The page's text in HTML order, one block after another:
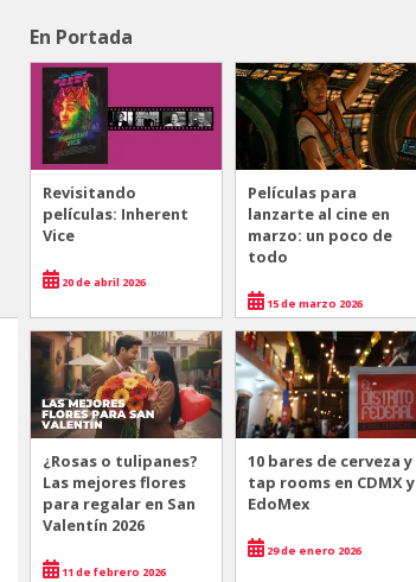
En Portada
Revisitando
películas: Inherent
Vice
20 de abril 2026
Películas para
lanzarte al cine en
marzo: un poco de
todo
15 de marzo 2026
¿Rosas o tulipanes?
Las mejores flores
para regalar en San
Valentín 2026
11 de febrero 2026
10 bares de cerveza y
tap rooms en CDMX y
EdoMex
29 de enero 2026